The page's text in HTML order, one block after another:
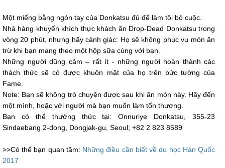
Một miếng bằng ngón tay của Donkatsu đủ để làm tôi bỏ cuộc.
Nhà hàng khuyến khích thực khách ăn Drop-Dead Donkatsu trong
vòng 20 phút, nhưng hãy cảnh giác: Họ sẽ không phục vụ món ăn
trừ khi bạn mang theo một hộp sữa cùng với bạn.
Những người dũng cảm – rất ít - những người hoàn thành các
thách thức sẽ có được khuôn mặt của họ trên bức tường của
Fame.
Note: Bạn sẽ không trò chuyện được sau khi ăn món này. Hãy đến
một mình, hoặc với người mà bạn muốn làm tổn thương.
Bạn có thể thưởng thức tại: Onnuriye Donkatsu, 355-23
Sindaebang 2-dong, Dongjak-gu, Seoul; +82 2 823 8589
>>Có thể bạn quan tâm: Những điều cần biết về du học Hàn Quốc
2017